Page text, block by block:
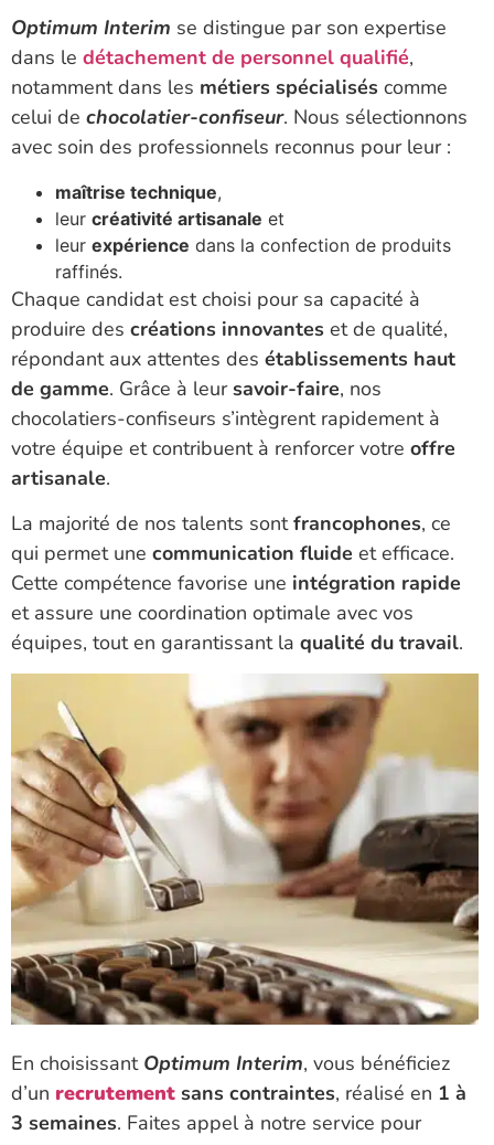
Optimum Interim se distingue par son expertise
dans le détachement de personnel qualifié,
notamment dans les métiers spécialisés comme
celui de chocolatier-confiseur. Nous sélectionnons
avec soin des professionnels reconnus pour leur :
maîtrise technique,
leur créativité artisanale et
leur expérience dans la confection de produits
raffinés.
Chaque candidat est choisi pour sa capacité à
produire des créations innovantes et de qualité,
répondant aux attentes des établissements haut
de gamme. Grâce à leursavoir-faire, nos
chocolatiers-confiseurs s’intègrent rapidement à
votre équipe et contribuent à renforcer votre offre
artisanale.
La majorité de nos talents sontfrancophones, ce
qui permet une communication fluide et efficace.
Cette compétence favorise une intégration rapide
et assure une coordination optimale avec vos
équipes, tout en garantissant la qualité du travail.
En choisissant Optimum Interim, vous bénéficiez
d’un recrutement sans contraintes, réalisé en 1 à
3 semaines. Faites appel à notre service pour